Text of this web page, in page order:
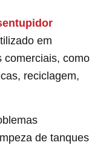
em
comerciais, como
reciclagem,
de tanques